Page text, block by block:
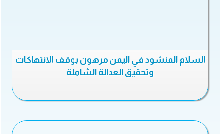
السلام المنشود في اليمن مرهون بوقف الانتهاكات
وتحقيق العدالة الشاملة